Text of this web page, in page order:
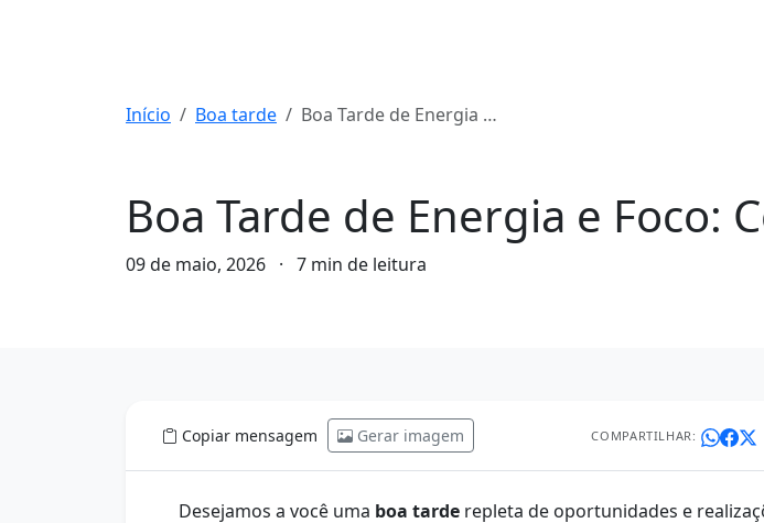
Início Boa tarde Boa Tarde de Energia e Foco: Conquiste o Sucesso Agora!
Boa Tarde de Energia e Foco:
09 de maio, 2026 · 7 min de leitura
Copiar mensagem Gerar imagem COMPARTILHAR:
Desejamos a você uma boa tarde repleta de oportunidades e